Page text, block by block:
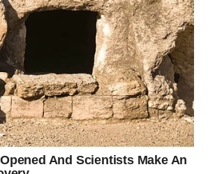
u domu, napredak u karijeri, jasni
– sve loše što je pratio, nestaje.
u kojem Jarac prvi put posle dužeg
posle tunela. To nije obična sreća —